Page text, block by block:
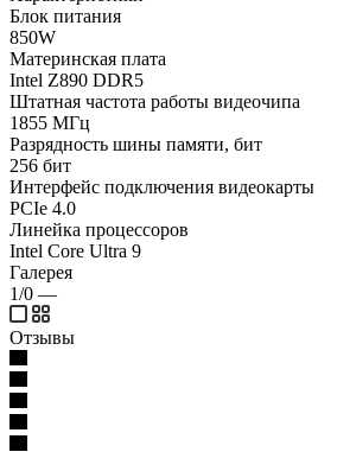
Блок питания
850W
Материнская плата
Intel Z890 DDR5
Штатная частота работы видеочипа
1855 МГц
Разрядность шины памяти, бит
256 бит
Интерфейс подключения видеокарты
PCIe 4.0
Линейка процессоров
Intel Core Ultra 9
Галерея
1/0 —
Отзывы